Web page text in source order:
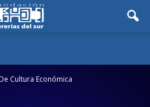
Cultura Económica